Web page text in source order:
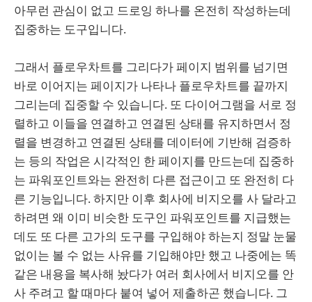
아무런 관심이 없고 드로잉 하나를 온전히 작성하는데
집중하는 도구입니다.
그래서 플로우차트를 그리다가 페이지 범위를 넘기면
바로 이어지는 페이지가 나타나 플로우차트를 끝까지
그리는데 집중할 수 있습니다. 또 다이어그램을 서로 정
렬하고 이들을 연결하고 연결된 상태를 유지하면서 정
렬을 변경하고 연결된 상태를 데이터에 기반해 검증하
는 등의 작업은 시각적인 한 페이지를 만드는데 집중하
는 파워포인트와는 완전히 다른 접근이고 또 완전히 다
른 기능입니다. 하지만 이후 회사에 비지오를 사 달라고
하려면 왜 이미 비슷한 도구인 파워포인트를 지급했는
데도 또 다른 고가의 도구를 구입해야 하는지 정말 눈물
없이는 볼 수 없는 사유를 기입해야만 했고 나중에는 똑
같은 내용을 복사해 놨다가 여러 회사에서 비지오를 안
사 주려고 할 때마다 붙여 넣어 제출하곤 했습니다. 그